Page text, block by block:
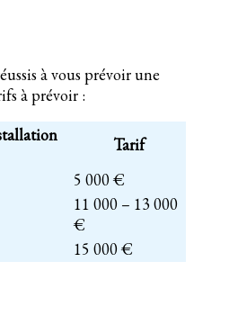
à vous prévoir une
à prévoir :
Tarif
5 000 €
11 000 – 13 000
€
15 000 €